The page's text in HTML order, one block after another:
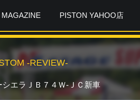
MAGAZINE PISTON YAHOO店
-REVIEW-
シエラＪＢ７４Ｗ-ＪＣ新車